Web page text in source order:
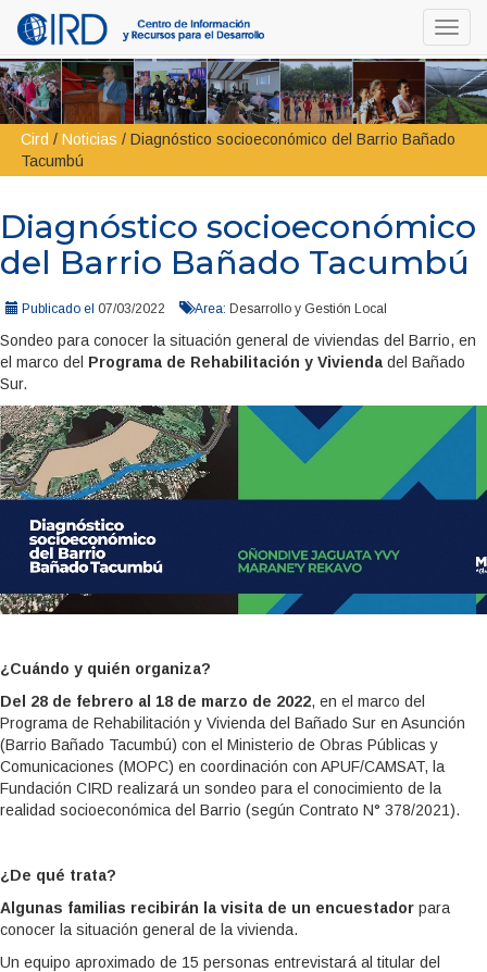
Cird / Noticias / Diagnóstico socioeconómico del Barrio Bañado
Tacumbú
Diagnóstico socioeconómico
del Barrio Bañado Tacumbú
Publicado el 07/03/2022 Area: Desarrollo y Gestión Local
Sondeo para conocer la situación general de viviendas del Barrio, en
el marco del Programa de Rehabilitación y Vivienda del Bañado
Sur.
¿Cuándo y quién organiza?
Del 28 de febrero al 18 de marzo de 2022, en el marco del
Programa de Rehabilitación y Vivienda del Bañado Sur en Asunción
(Barrio Bañado Tacumbú) con el Ministerio de Obras Públicas y
Comunicaciones (MOPC) en coordinación con APUF/CAMSAT, la
Fundación CIRD realizará un sondeo para el conocimiento de la
realidad socioeconómica del Barrio (según Contrato N° 378/2021).
¿De qué trata?
Algunas familias recibirán la visita de un encuestador para
conocer la situación general de la vivienda.
Un equipo aproximado de 15 personas entrevistará al titular del